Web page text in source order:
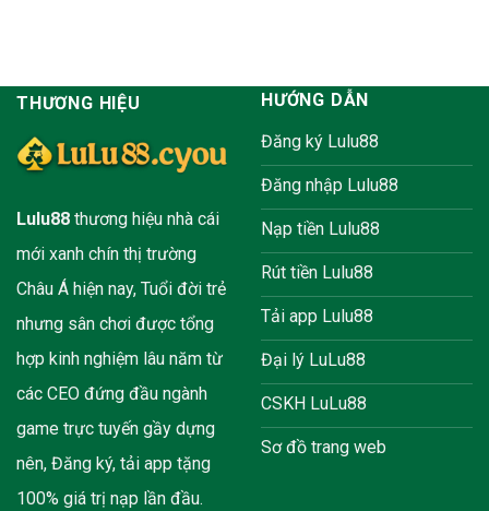
THƯƠNG HIỆU
Lulu88 thương hiệu nhà cái
mới xanh chín thị trường
Châu Á hiện nay, Tuổi đời trẻ
nhưng sân chơi được tổng
hợp kinh nghiệm lâu năm từ
các CEO đứng đầu ngành
game trực tuyến gầy dựng
nên, Đăng ký, tải app tặng
100% giá trị nạp lần đầu.
HƯỚNG DẪN
Đăng ký Lulu88
Đăng nhập Lulu88
Nạp tiền Lulu88
Rút tiền Lulu88
Tải app Lulu88
Đại lý LuLu88
CSKH LuLu88
Sơ đồ trang web